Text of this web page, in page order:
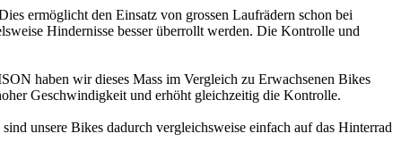
ermöglicht den Einsatz von grossen Laufrädern schon bei
Hindernisse besser überrollt werden. Die Kontrolle und
haben wir dieses Mass im Vergleich zu Erwachsenen Bikes
Geschwindigkeit und erhöht gleichzeitig die Kontrolle.
unsere Bikes dadurch vergleichsweise einfach auf das Hinterrad